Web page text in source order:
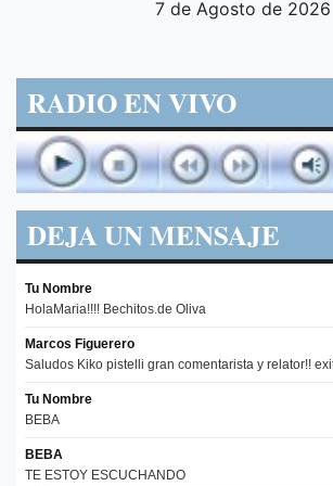
7 de Agosto de 2026
RADIO EN VIVO
DEJA UN MENSAJE